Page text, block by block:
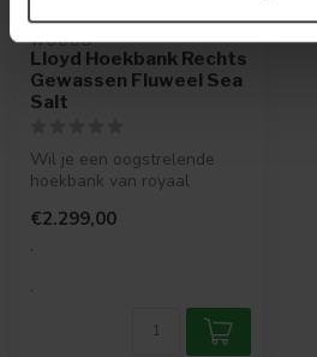
WOOOD
Lloyd Hoekbank Rechts
Gewassen Fluweel Sea
Salt
Wil je een oogstrelende
hoekbank van royaal
(80% poly...
€2.299,00
.
.